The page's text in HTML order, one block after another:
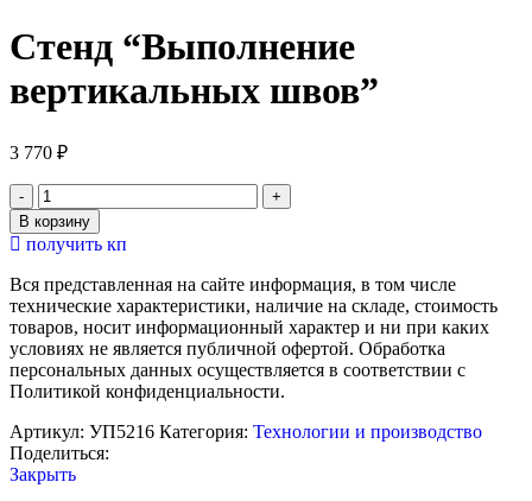
Стенд “Выполнение
вертикальных швов”
3 770 ₽
Количество
товара
Стенд
"Выполнение
вертикальных
швов"
В корзину
получить кп
Вся представленная на сайте информация, в том числе
технические характеристики, наличие на складе, стоимость
товаров, носит информационный характер и ни при каких
условиях не является публичной офертой. Обработка
персональных данных осуществляется в соответствии с
Политикой конфиденциальности.
Артикул: УП5216 Категория: Технологии и производство
Поделиться:
Закрыть